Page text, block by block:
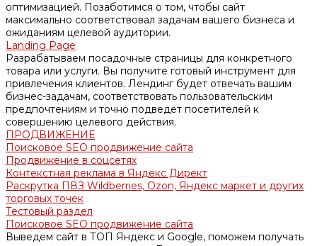
оптимизацией. Позаботимся о том, чтобы сайт
максимально соответствовал задачам вашего бизнеса и
ожиданиям целевой аудитории.
Landing Page
Разрабатываем посадочные страницы для конкретного
товара или услуги. Вы получите готовый инструмент для
привлечения клиентов. Лендинг будет отвечать вашим
бизнес-задачам, соответствовать пользовательским
предпочтениям и точно подведет посетителей к
совершению целевого действия.
ПРОДВИЖЕНИЕ
Поисковое SEO продвижение сайта
Продвижение в соцсетях
Контекстная реклама в Яндекс Директ
Раскрутка ПВЗ Wildberries, Ozon, Яндекс маркет и других
торговых точек
Тестовый раздел
Поисковое SEO продвижение сайта
Выведем сайт в ТОП Яндекс и Google, поможем получать